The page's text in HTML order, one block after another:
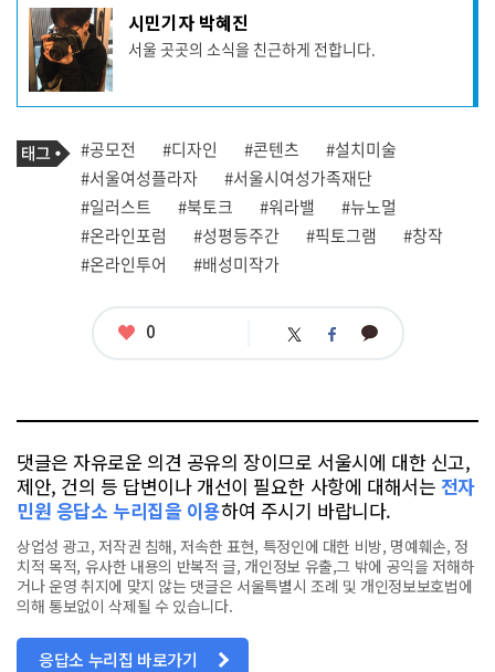
기
사
작
성
자
프
필
시민기자 박혜진
서울 곳곳의 소식을 친근하게 전합니다.
기
사
관
련
태
그
태
그
#공모전 #디자인 #콘텐츠
#설치미술
#서울여성플라자
#서울시여성가족재단
#일러스트
#북토크 #워라밸
#뉴노멀
#온라인포럼
#성평등주간 #픽토그램
#창작
#온라인투어
#배성미작가
좋
0 트 페 카
댓글은 자유로운 의견 공유의 장이므로 서울시에 대한 신고,
제안, 건의 등 답변이나 개선이 필요한 사항에 대해서는 전자
민원 응답소 누리집을 이용하여 주시기 바랍니다.
상업성 광고, 저작권 침해, 저속한 표현, 특정인에 대한 비방, 명예훼손, 정
치적 목적, 유사한 내용의 반복적 글, 개인정보 유출,그 밖에 공익을 저해하
거나 운영 취지에 맞지 않는 댓글은 서울특별시 조례 및 개인정보보호법에
의해 통보없이 삭제될 수 있습니다.
응답소 누리집 바로가기